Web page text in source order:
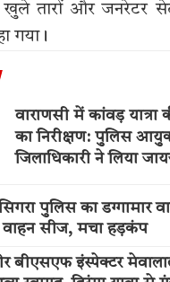
तारों और जनरेटर
गया।
वाराणसी में कांवड़ यात्रा
का निरीक्षण: पुलिस
जिलाधिकारी ने लिया
पुलिस का डग्गामार
सीज, मचा हड़कंप
बीएसएफ इंस्पेक्टर